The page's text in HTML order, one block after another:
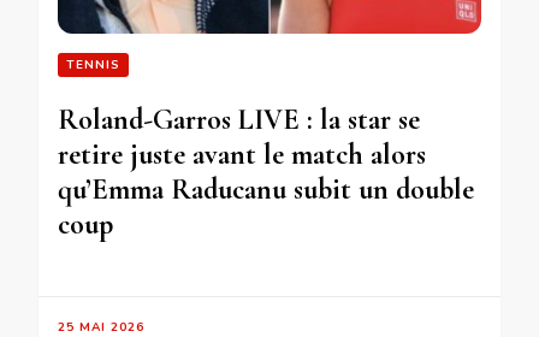
TENNIS
Roland-Garros LIVE : la star se
retire juste avant le match alors
qu’Emma Raducanu subit un double
coup
25 MAI 2026